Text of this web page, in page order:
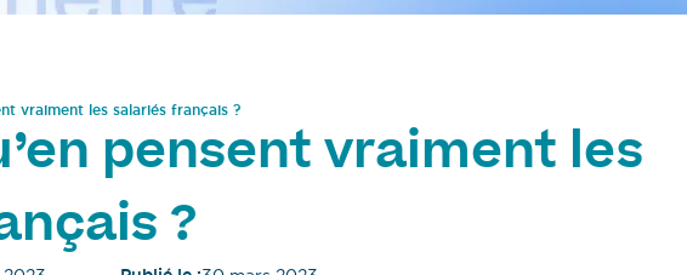
vraiment les salariés français ?
pensent vraiment les
?